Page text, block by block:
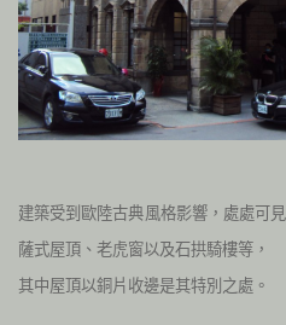
建築受到歐陸古典風格影響，處處可
薩式屋頂、老虎窗以及石拱騎樓等，
其中屋頂以銅片收邊是其特別之處。